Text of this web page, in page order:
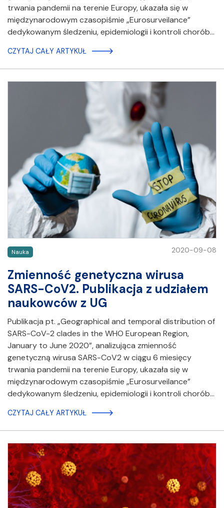
trwania pandemii na terenie Europy, ukazała się w
międzynarodowym czasopiśmie „Eurosurveilance”
dedykowanym śledzeniu, epidemiologii i kontroli chorób…
CZYTAJ CAŁY ARTYKUŁ
Nauka 2020-09-08
Zmienność genetyczna wirusa
SARS-CoV2. Publikacja z udziałem
naukowców z UG
Publikacja pt. „Geographical and temporal distribution of
SARS-CoV-2 clades in the WHO European Region,
January to June 2020”, analizująca zmienność
genetyczną wirusa SARS-CoV2 w ciągu 6 miesięcy
trwania pandemii na terenie Europy, ukazała się w
międzynarodowym czasopiśmie „Eurosurveilance”
dedykowanym śledzeniu, epidemiologii i kontroli chorób…
CZYTAJ CAŁY ARTYKUŁ